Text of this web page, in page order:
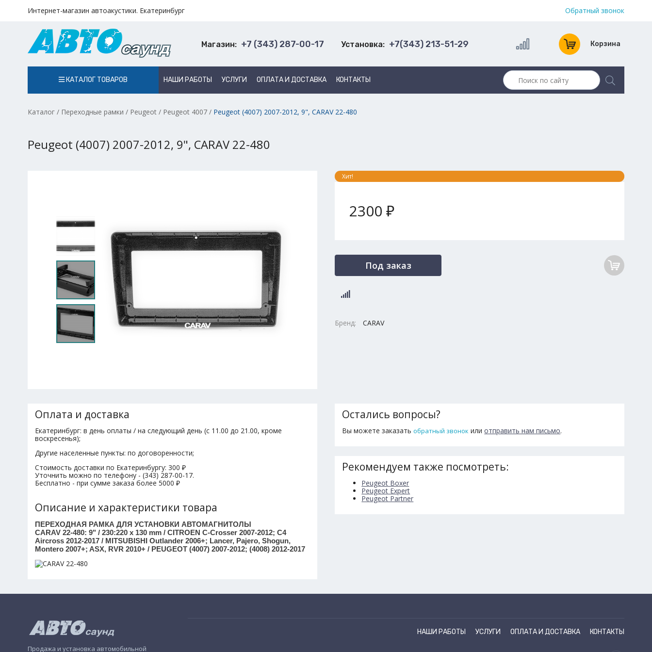
Интернет-магазин автоакустики. Екатеринбург Обратный звонок
Магазин: +7 (343) 287-00-17 Установка: +7(343) 213-51-29 Корзина
КАТАЛОГ ТОВАРОВ НАШИ РАБОТЫ УСЛУГИ ОПЛАТА И ДОСТАВКА КОНТАКТЫ
Каталог / Переходные рамки / Peugeot / Peugeot 4007 / Peugeot (4007) 2007-2012, 9", CARAV 22-480
Peugeot (4007) 2007-2012, 9", CARAV 22-480
Хит!
2300 ₽
Под заказ
Бренд: CARAV
Оплата и доставка
Екатеринбург: в день оплаты / на следующий день (с 11.00 до 21.00, кроме
воскресенья);
Другие населенные пункты: по договоренности;
Стоимость доставки по Екатеринбургу: 300 ₽
Уточнить можно по телефону - (343) 287-00-17.
Бесплатно - при сумме заказа более 5000 ₽
Описание и характеристики товара
ПЕРЕХОДНАЯ РАМКА ДЛЯ УСТАНОВКИ АВТОМАГНИТОЛЫ
CARAV 22-480: 9" / 230:220 x 130 mm / CITROEN C-Crosser 2007-2012; C4
Aircross 2012-2017 / MITSUBISHI Outlander 2006+; Lancer, Pajero, Shogun,
Montero 2007+; ASX, RVR 2010+ / PEUGEOT (4007) 2007-2012; (4008) 2012-2017
Остались вопросы?
Вы можете заказатьобратный звонок илиотправить нам письмо.
Рекомендуем также посмотреть:
Peugeot Boxer
Peugeot Expert
Peugeot Partner
Продажа и установка автомобильной
НАШИ РАБОТЫ УСЛУГИ ОПЛАТА И ДОСТАВКА КОНТАКТЫ